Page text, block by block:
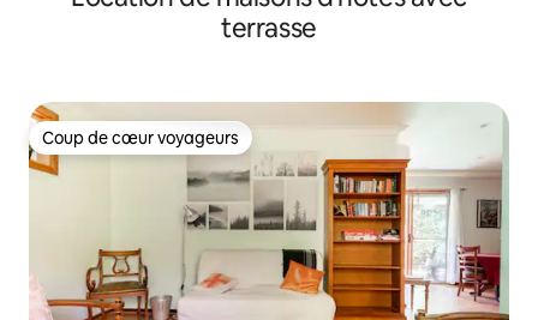
terrasse
Coup de cœur voyageurs
Coup de cœur voyageurs